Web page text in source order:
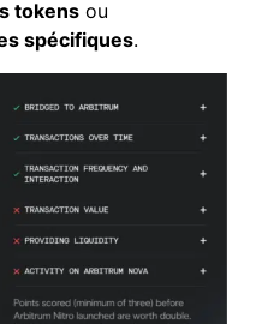
tokens ou
spécifiques.